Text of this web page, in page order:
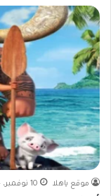
موقع ياهلا 10 نوفمبر، 2024